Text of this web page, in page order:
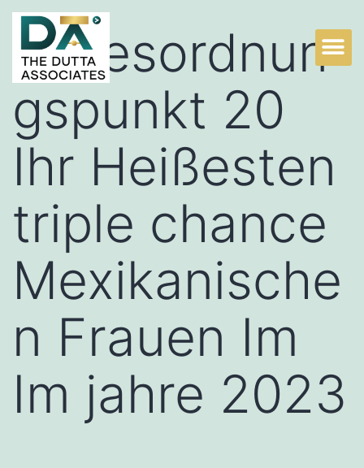
Tagesordnun
gspunkt 20
Ihr Heißesten
triple chance
Mexikanische
n Frauen Im
Im jahre 2023